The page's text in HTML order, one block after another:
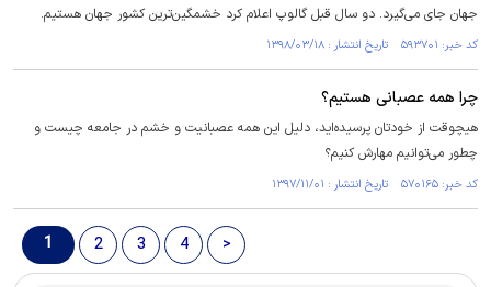
جهان جای می‌گیرد. دو سال قبل گالوپ اعلام کرد خشمگین‌ترین کشور جهان هستیم.
کد خبر: ۵۹۳۷۰۱ تاریخ انتشار : ۱۳۹۸/۰۳/۱۸
چرا همه عصبانی هستیم؟
هیچوقت از خودتان پرسیده‌اید، دلیل این همه عصبانیت و خشم در جامعه چیست و
چطور می‌توانیم مهارش کنیم؟
کد خبر: ۵۷۰۱۶۵ تاریخ انتشار : ۱۳۹۷/۱۱/۰۱
1 2 3 4 >